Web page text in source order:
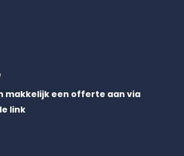
makkelijk een offerte aan via
link